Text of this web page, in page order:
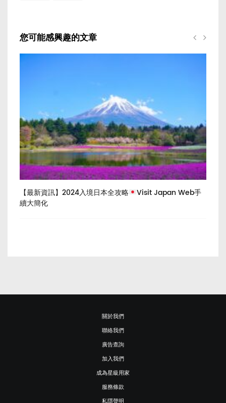
您可能感興趣的文章
【最新資訊】2024入境日本全攻略
Visit Japan Web手
續大簡化
關於我們
聯絡我們
廣告查詢
加入我們
成為星級用家
服務條款